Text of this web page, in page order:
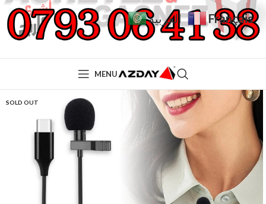
MENU
SOLD OUT
العربية Français